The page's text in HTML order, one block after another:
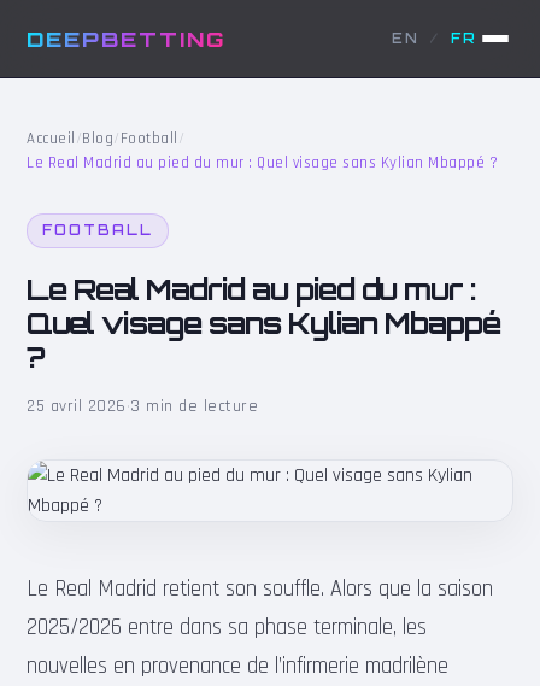
DEEPBETTING EN / FR
Accueil /Blog/Football /
Le Real Madrid au pied du mur : Quel visage sans Kylian Mbappé ?
FOOTBALL
Le Real Madrid au pied du mur :
Quel visage sans Kylian Mbappé
?
25 avril 2026·3 min de lecture
Le Real Madrid retient son souffle. Alors que la saison
2025/2026 entre dans sa phase terminale, les
nouvelles en provenance de l’infirmerie madrilène